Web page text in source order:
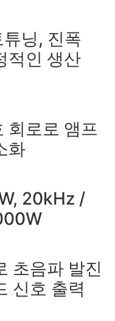
닝, 진폭
적인 생산
회로로 앰프
화
20kHz /
초음파 발진
신호 출력